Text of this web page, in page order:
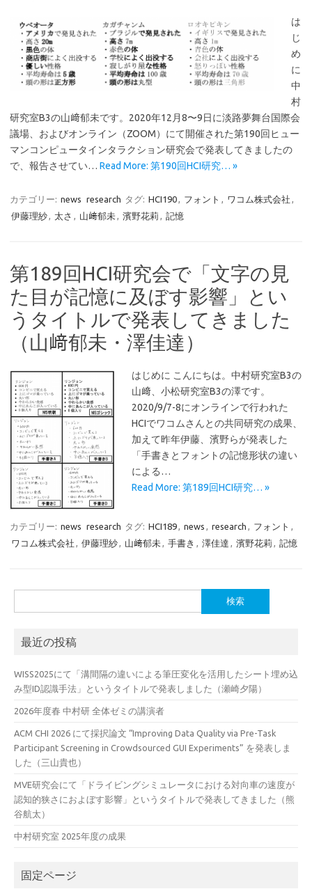
は
じ
め
に
中
村
研究室B3の山﨑郁未です。2020年12月8〜9日に淡路夢舞台国際会
議場、およびオンライン（ZOOM）にて開催された第190回ヒュー
マンコンピュータインタラクション研究会で発表してきましたの
で、報告させてい… Read More: 第190回HCI研究… »
カテゴリー: news research タグ: HCI190, フォント , ワコム株式会社 ,
伊藤理紗, 太さ , 山﨑郁未, 濱野花莉 , 記憶
第189回HCI研究会で「文字の見
た目が記憶に及ぼす影響」とい
うタイトルで発表してきました
（山﨑郁未・澤佳達）
はじめに こんにちは。中村研究室B3の
山﨑、小松研究室B3の澤です。
2020/9/7-8にオンラインで行われた
HCIでワコムさんとの共同研究の成果、
加えて昨年伊藤、濱野らが発表した
「手書きとフォントの記憶形状の違い
による…
Read More: 第189回HCI研究… »
カテゴリー: news research タグ: HCI189, news , research , フォント ,
ワコム株式会社 , 伊藤理紗, 山﨑郁未, 手書き , 澤佳達 , 濱野花莉 , 記憶
索:
最近の投稿
WISS2025にて「溝間隔の違いによる筆圧変化を活用したシート埋め込
み型ID認識手法」というタイトルで発表しました（瀬崎夕陽）
2026年度春 中村研 全体ゼミの講演者
ACM CHI 2026 にて採択論文 “Improving Data Quality via Pre-Task
Participant Screening in Crowdsourced GUI Experiments” を発表しま
した（三山貴也）
MVE研究会にて「ドライビングシミュレータにおける対向車の速度が
認知的狭さにおよぼす影響」というタイトルで発表してきました（熊
谷航太）
中村研究室 2025年度の成果
固定ページ